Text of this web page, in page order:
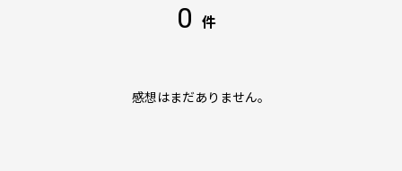
0 件
感想はまだありません。